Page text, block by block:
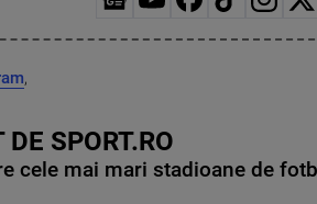
,
SPORT.RO
cele mai mari stadioane de